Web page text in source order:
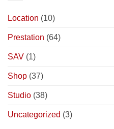
Location (10)
Prestation (64)
SAV (1)
Shop (37)
Studio (38)
Uncategorized (3)